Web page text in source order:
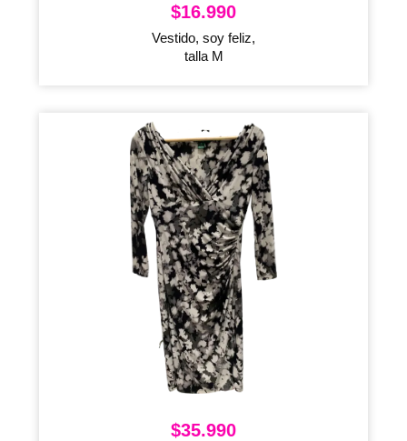
$16.990
Vestido, soy feliz,
talla M
$35.990